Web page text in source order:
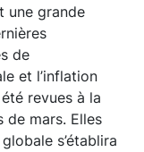
une grande
de
et l’inflation
revues à la
de mars. Elles
s’établira